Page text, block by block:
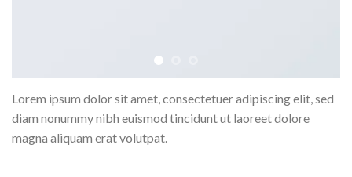
Lorem ipsum dolor sit amet, consectetuer adipiscing elit, sed
diam nonummy nibh euismod tincidunt ut laoreet dolore
magna aliquam erat volutpat.